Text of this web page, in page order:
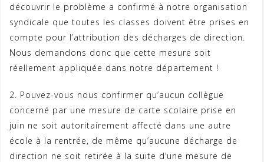
découvrir le problème a confirmé à notre organisation
syndicale que toutes les classes doivent être prises en
compte pour l’attribution des décharges de direction.
Nous demandons donc que cette mesure soit
réellement appliquée dans notre département !
2. Pouvez-vous nous confirmer qu’aucun collègue
concerné par une mesure de carte scolaire prise en
juin ne soit autoritairement affecté dans une autre
école à la rentrée, de même qu’aucune décharge de
direction ne soit retirée à la suite d’une mesure de